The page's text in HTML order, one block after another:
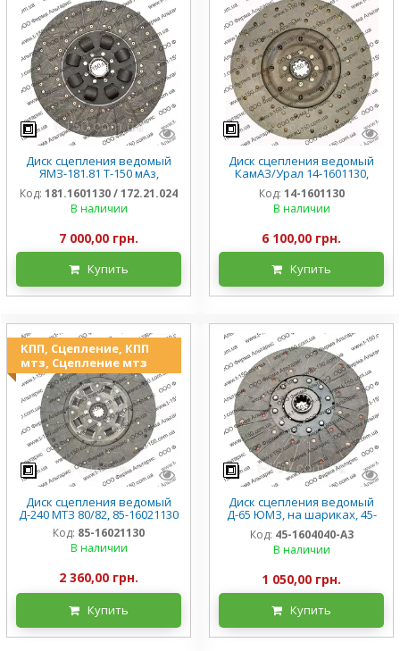
Диск сцепления ведомый
ЯМЗ-181.81 Т-150 мАз,
Код: 181.1601130 / 172.21.024
В наличии
7 000,00 грн.
Купить
Диск сцепления ведомый
КамАЗ/Урал 14-1601130,
оригинал
Код: 14-1601130
В наличии
6 100,00 грн.
Купить
КПП, Сцепление, КПП
мтз, Сцепление мтз
Диск сцепления ведомый
Д-240 МТЗ 80/82, 85-16021130
Код: 85-16021130
В наличии
2 360,00 грн.
Купить
Диск сцепления ведомый
Д-65 ЮМЗ, на шариках, 45-
1604040-А3, Китай
Код: 45-1604040-А3
В наличии
1 050,00 грн.
Купить